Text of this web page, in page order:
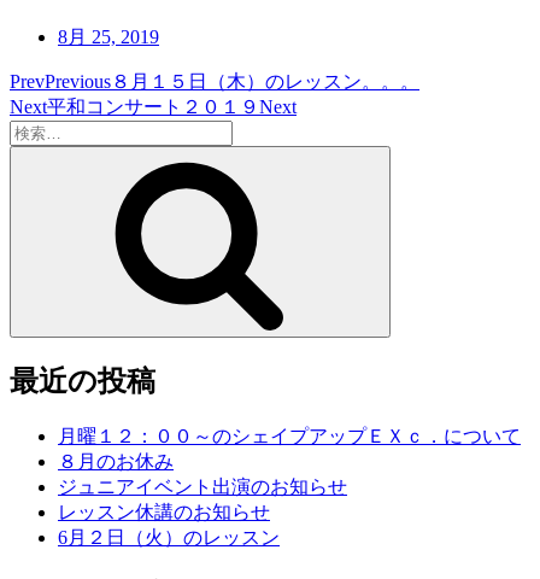
8月 25, 2019
PrevPrevious８月１５日（木）のレッスン。。。
Next平和コンサート２０１９ Next
検
索:
最近の投稿
月曜１２：００～のシェイプアップＥＸｃ．について
８月のお休み
ジュニアイベント出演のお知らせ
レッスン休講のお知らせ
6月２日（火）のレッスン